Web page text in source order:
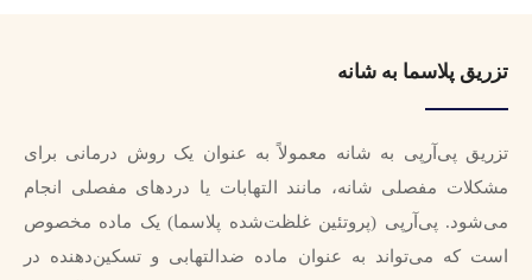
تزریق پلاسما به شانه
تزریق پی‌آر‌پی به شانه معمولاً به عنوان یک روش درمانی برای
مشکلات مفصلی شانه، مانند التهابات یا دردهای مفصلی انجام
می‌شود. پی‌آر‌پی (پروتئین غلظت‌شده پلاسما) یک ماده مخصوص
است که می‌تواند به عنوان ماده ضدالتهابی و تسکین‌دهنده در